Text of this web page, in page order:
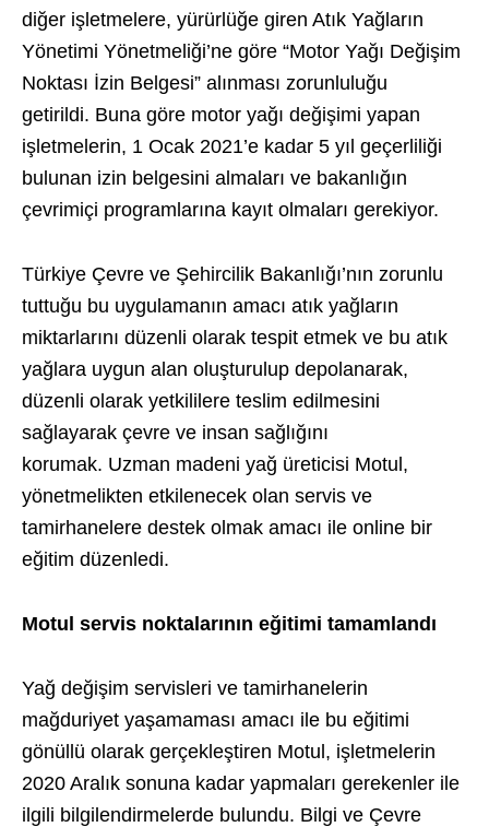
diğer işletmelere, yürürlüğe giren Atık Yağların
Yönetimi Yönetmeliği’ne göre “Motor Yağı Değişim
Noktası İzin Belgesi” alınması zorunluluğu
getirildi. Buna göre motor yağı değişimi yapan
işletmelerin, 1 Ocak 2021’e kadar 5 yıl geçerliliği
bulunan izin belgesini almaları ve bakanlığın
çevrimiçi programlarına kayıt olmaları gerekiyor.
Türkiye Çevre ve Şehircilik Bakanlığı’nın zorunlu
tuttuğu bu uygulamanın amacı atık yağların
miktarlarını düzenli olarak tespit etmek ve bu atık
yağlara uygun alan oluşturulup depolanarak,
düzenli olarak yetkililere teslim edilmesini
sağlayarak çevre ve insan sağlığını
korumak. Uzman madeni yağ üreticisi Motul,
yönetmelikten etkilenecek olan servis ve
tamirhanelere destek olmak amacı ile online bir
eğitim düzenledi.
Motul servis noktalarının eğitimi tamamlandı
Yağ değişim servisleri ve tamirhanelerin
mağduriyet yaşamaması amacı ile bu eğitimi
gönüllü olarak gerçekleştiren Motul, işletmelerin
2020 Aralık sonuna kadar yapmaları gerekenler ile
ilgili bilgilendirmelerde bulundu. Bilgi ve Çevre